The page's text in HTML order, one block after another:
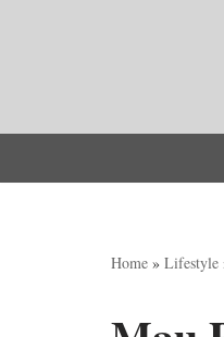
Home » Lifestyle